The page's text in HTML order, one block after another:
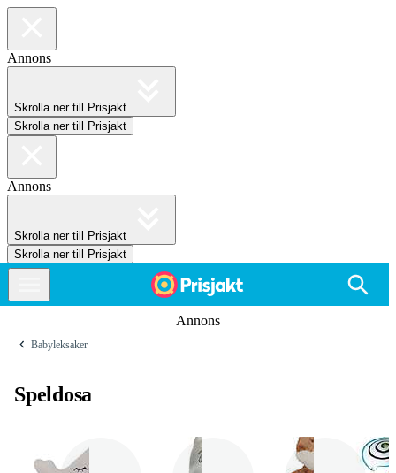
Annons
Skrolla ner till Prisjakt
Skrolla ner till Prisjakt
Annons
Skrolla ner till Prisjakt
Skrolla ner till Prisjakt
Annons
Babyleksaker
Speldosa